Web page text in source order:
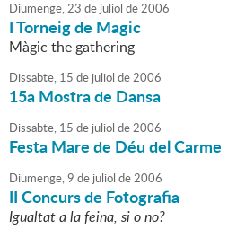
Diumenge,23 de juliol de2006
I Torneig de Magic
Màgic the gathering
Dissabte, 15 de juliol de2006
15a Mostra de Dansa
Dissabte, 15 de juliol de2006
Festa Mare de Déu del Carme
Diumenge,9 de juliol de2006
II Concurs de Fotografia
Igualtat a la feina, si o no?